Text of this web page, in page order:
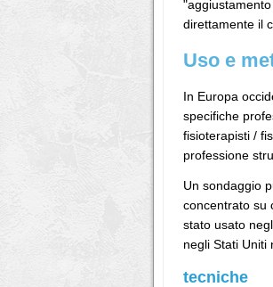
direttamente il
Uso e
In Europa
specifiche
fisioterapisti /
professione
Un sondaggio
concentrato su
stato usato
negli Stati Uniti
tecniche